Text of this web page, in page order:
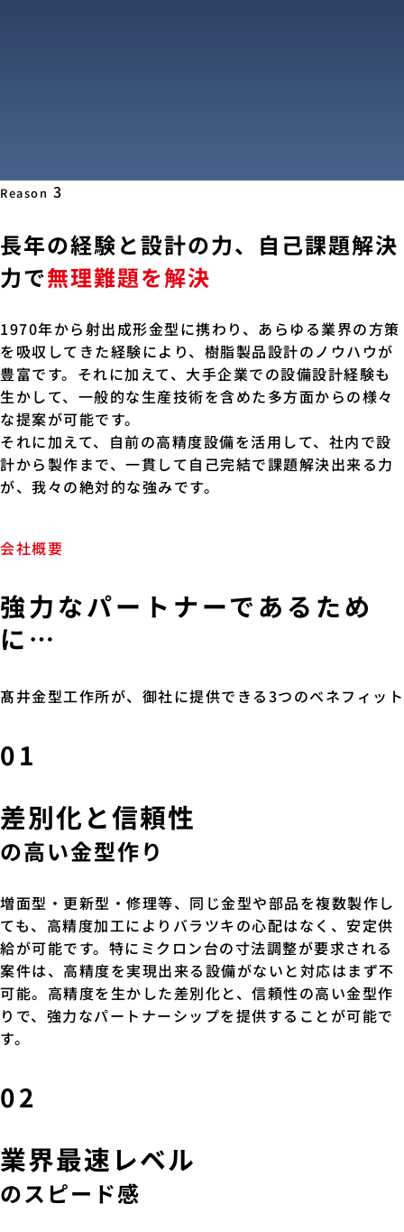
Reason 3
長年の経験と設計の力、自己課題解決
力で無理難題を解決
1970年から射出成形金型に携わり、あらゆる業界の方策
を吸収してきた経験により、樹脂製品設計のノウハウが
豊富です。それに加えて、大手企業での設備設計経験も
生かして、一般的な生産技術を含めた多方面からの様々
な提案が可能です。
それに加えて、自前の高精度設備を活用して、社内で設
計から製作まで、一貫して自己完結で課題解決出来る力
が、我々の絶対的な強みです。
会社概要
強力なパートナーであるため
に…
髙井金型工作所が、御社に提供できる3つのベネフィット
01
差別化と信頼性
の高い金型作り
増面型・更新型・修理等、同じ金型や部品を複数製作し
ても、高精度加工によりバラツキの心配はなく、安定供
給が可能です。特にミクロン台の寸法調整が要求される
案件は、高精度を実現出来る設備がないと対応はまず不
可能。高精度を生かした差別化と、信頼性の高い金型作
りで、強力なパートナーシップを提供することが可能で
す。
02
業界最速レベル
のスピード感